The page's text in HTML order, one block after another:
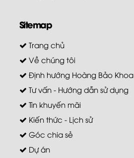
Sitemap
Trang chủ
Về chúng tôi
Định hướng Hoàng Bảo Khoa
Tư vấn - Hướng dẫn sử dụng
Tin khuyến mãi
Kiến thức - Lịch sử
Góc chia sẻ
Dự án